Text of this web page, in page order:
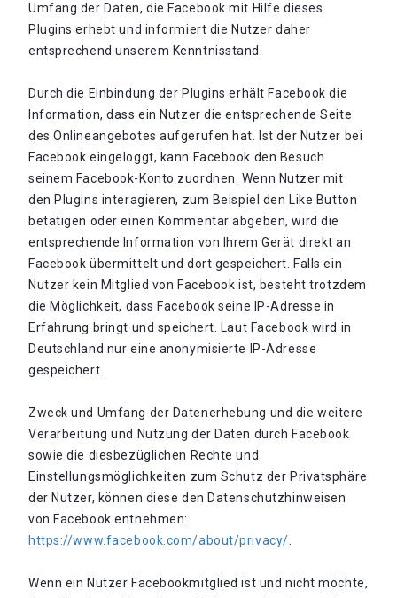
Umfang der Daten, die Facebook mit Hilfe dieses
Plugins erhebt und informiert die Nutzer daher
entsprechend unserem Kenntnisstand.
Durch die Einbindung der Plugins erhält Facebook die
Information, dass ein Nutzer die entsprechende Seite
des Onlineangebotes aufgerufen hat. Ist der Nutzer bei
Facebook eingeloggt, kann Facebook den Besuch
seinem Facebook-Konto zuordnen. Wenn Nutzer mit
den Plugins interagieren, zum Beispiel den Like Button
betätigen oder einen Kommentar abgeben, wird die
entsprechende Information von Ihrem Gerät direkt an
Facebook übermittelt und dort gespeichert. Falls ein
Nutzer kein Mitglied von Facebook ist, besteht trotzdem
die Möglichkeit, dass Facebook seine IP-Adresse in
Erfahrung bringt und speichert. Laut Facebook wird in
Deutschland nur eine anonymisierte IP-Adresse
gespeichert.
Zweck und Umfang der Datenerhebung und die weitere
Verarbeitung und Nutzung der Daten durch Facebook
sowie die diesbezüglichen Rechte und
Einstellungsmöglichkeiten zum Schutz der Privatsphäre
der Nutzer, können diese den Datenschutzhinweisen
von Facebook entnehmen:
https://www.facebook.com/about/privacy/
Wenn ein Nutzer Facebookmitglied ist und nicht möchte,